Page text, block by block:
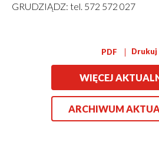
GRUDZIĄDZ: tel. 572 572 027
PDF Drukuj
WIĘCEJ
ARCHIWUM